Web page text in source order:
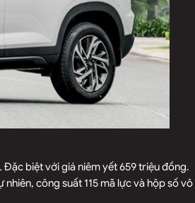
Đặc biệt với giá niêm yết 659 triệu đồng.
công suất 115 mã lực và hộp số vô